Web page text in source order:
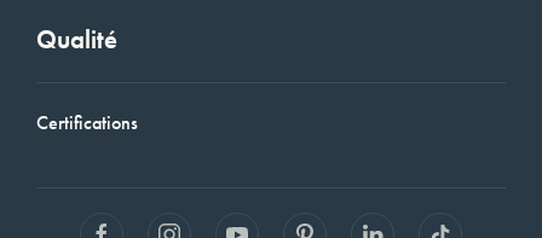
Qualité
Certifications